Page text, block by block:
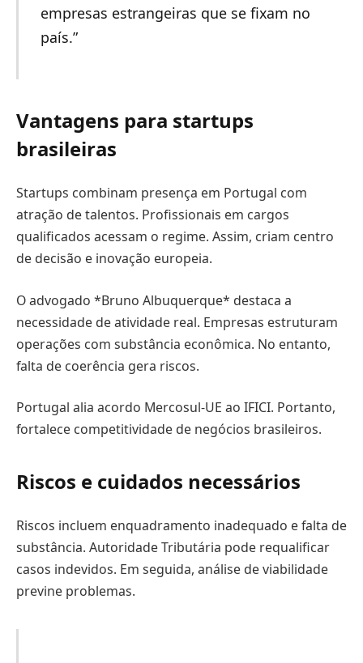
empresas estrangeiras que se fixam no
país.”
Vantagens para startups
brasileiras
Startups combinam presença em Portugal com
atração de talentos. Profissionais em cargos
qualificados acessam o regime. Assim, criam centro
de decisão e inovação europeia.
O advogado *Bruno Albuquerque* destaca a
necessidade de atividade real. Empresas estruturam
operações com substância econômica. No entanto,
falta de coerência gera riscos.
Portugal alia acordo Mercosul-UE ao IFICI. Portanto,
fortalece competitividade de negócios brasileiros.
Riscos e cuidados necessários
Riscos incluem enquadramento inadequado e falta de
substância. Autoridade Tributária pode requalificar
casos indevidos. Em seguida, análise de viabilidade
previne problemas.